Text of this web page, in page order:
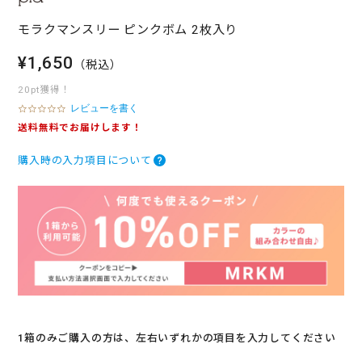
モラクマンスリー ピンクボム 2枚入り
¥1,650 （税込）
20pt獲得！
0
.
t
r
t
n
g
レビューを書く
送料無料でお届けします！
購入時の入力項目について
1箱のみご購入の方は、左右いずれかの項目を入力してください